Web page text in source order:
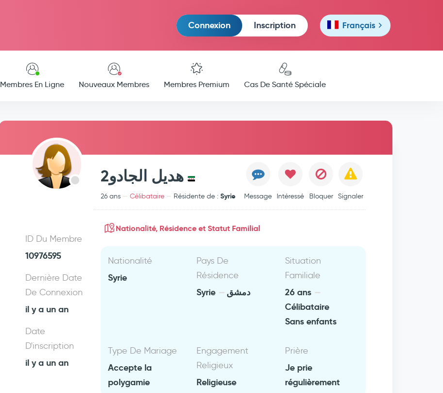
Connexion Inscription Français
Membres En Ligne Nouveaux Membres Membres Premium Cas De Santé Spéciale
هديل الجادو2
26 ans Célibataire Résidente de :Syrie Message Intéressé Bloquer Signaler
ID Du Membre
10976595
Dernière Date
De Connexion
il y a un an
Date
D'inscription
il y a un an
Nationalité, Résidence et Statut Familial
Nationalité
Syrie
Pays De
Résidence
Syrie دمشق
Situation
Familiale
26 ans
Célibataire
Sans enfants
Type De Mariage
Accepte la
polygamie
Engagement
Religieux
Religieuse
Prière
Je prie
régulièrement